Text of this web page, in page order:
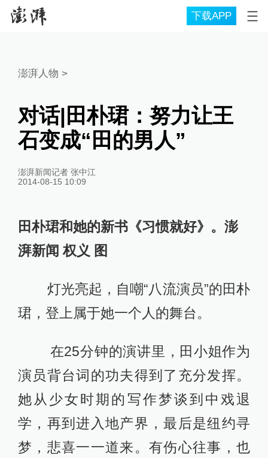
下载APP
澎湃人物 >
对话|田朴珺：努力让王
石变成“田的男人”
澎湃新闻记者 张中江
2014-08-15 10:09
田朴珺和她的新书《习惯就好》。澎
湃新闻 权义 图
灯光亮起，自嘲“八流演员”的田朴
珺，登上属于她一个人的舞台。
在25分钟的演讲里，田小姐作为
演员背台词的功夫得到了充分发挥。
她从少女时期的写作梦谈到中戏退
学，再到进入地产界，最后是纽约寻
梦，悲喜一一道来。有伤心往事，也